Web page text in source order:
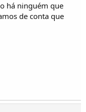
há ninguém que
de conta que